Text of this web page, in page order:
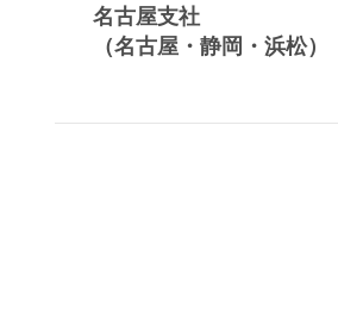
名古屋支社
（名古屋・静岡・浜松）